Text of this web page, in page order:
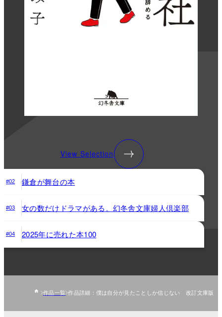
View Selection
#02 鎌倉が舞台の本
#03 女の数だけドラマがある。幻冬舎文庫婦人倶楽部
#04 2025年に売れた本100
作品一覧 作品詳細：僕は自分が見たことしか信じない 改訂文庫版